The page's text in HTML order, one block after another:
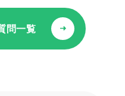
問一覧